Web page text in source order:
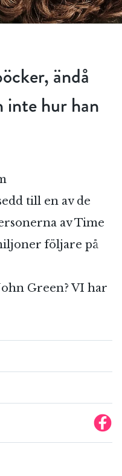
ändå
inte hur han
till en av de
av Time
följare på
Green? VI har